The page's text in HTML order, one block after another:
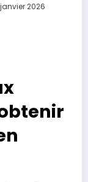
janvier 2026